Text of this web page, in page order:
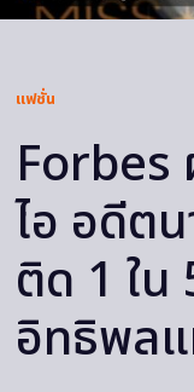
แฟชั่น
Forbes
ไอ อดีต
ติด 1 ใน
อิทธิพล